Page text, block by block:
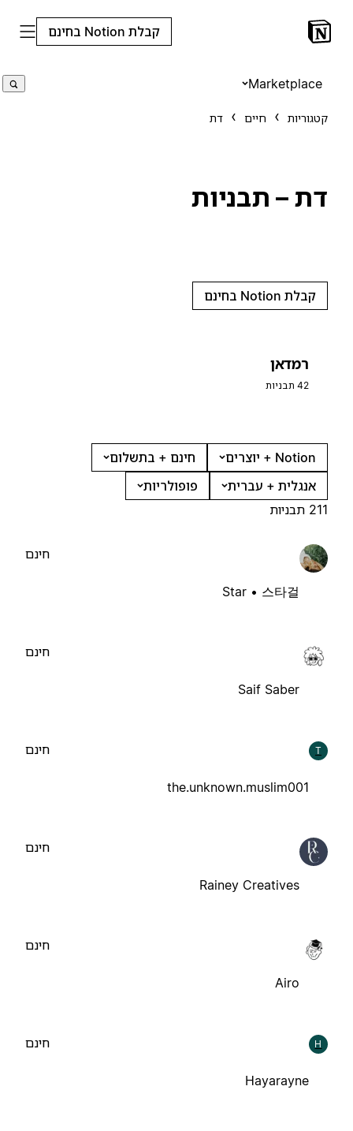
קבלת Notion בחינם
Marketplace
קטגוריות חיים דת
דת – תבניות
קבלת Notion בחינם
רמדאן
42 תבניות
Notion + יוצרים
חינם + בתשלום
אנגלית + עברית
פופולריות
211 תבניות
Star • 스타걸
חינם
Saif Saber
חינם
T
the.unknown.muslim001
חינם
Rainey Creatives
חינם
Airo
חינם
H
Hayarayne
חינם